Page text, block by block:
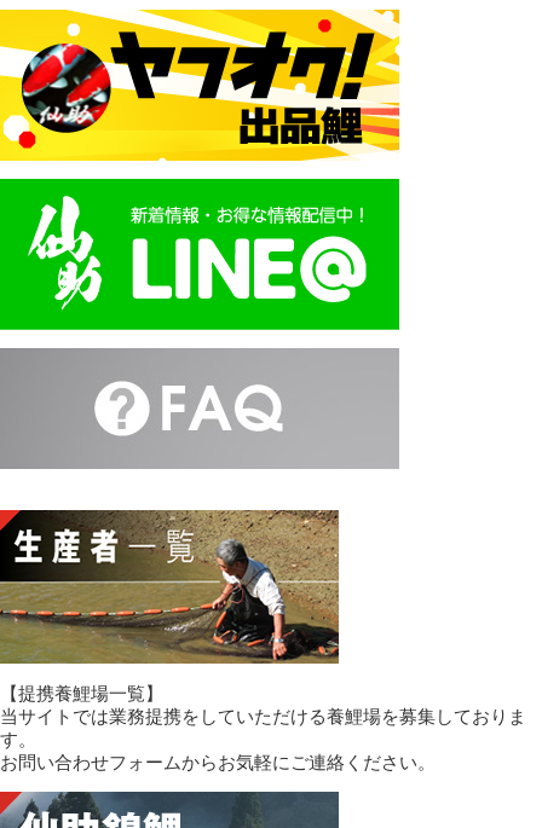
【提携養鯉場一覧】
当サイトでは業務提携をしていただける養鯉場を募集しておりま
す。
お問い合わせフォームからお気軽にご連絡ください。